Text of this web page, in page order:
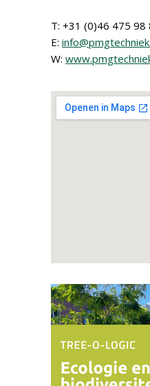
T: +31 (0)46 475 98
E:
W: